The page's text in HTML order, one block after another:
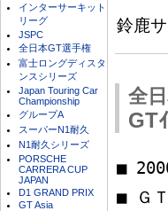
インターサーキット
リーグ
JSPC
全日本GT選手権
富士ロングディスタ
ンスシリーズ
Japan Touring Car
Championship
グループA
スーパーN1耐久
N1耐久シリーズ
PORSCHE
CARRERA CUP
JAPAN
D1 GRAND PRIX
GT Asia
全
GT
■
■ Ｇ